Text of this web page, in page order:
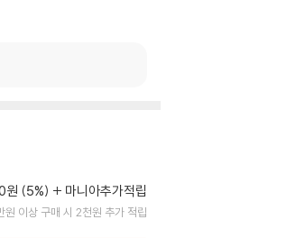
원 (5%) 마니아추가적립
원 이상 구매 시 2천원 추가 적립